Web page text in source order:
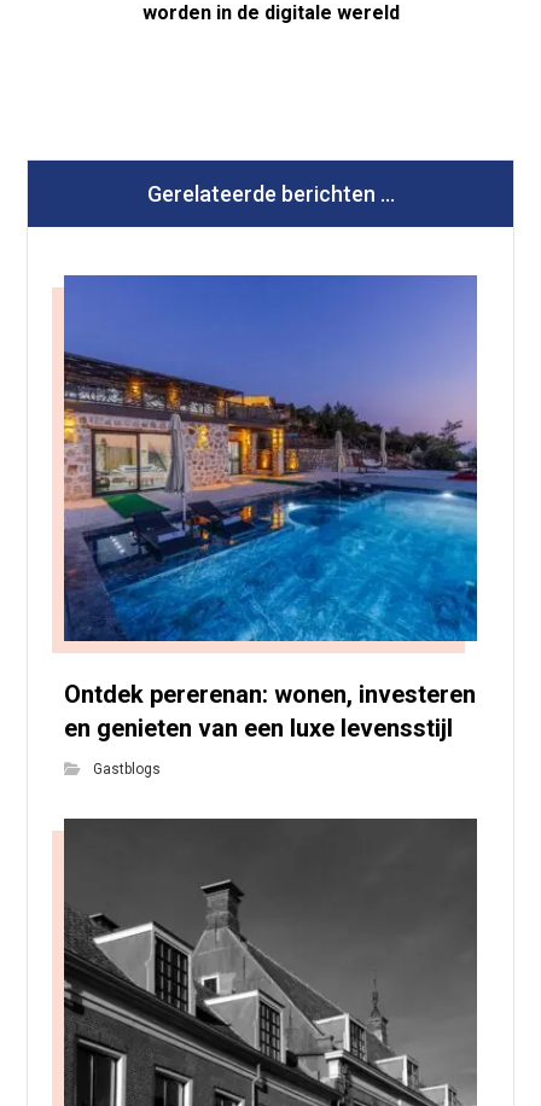
worden in de digitale wereld
Gerelateerde berichten ...
Ontdek pererenan: wonen, investeren
en genieten van een luxe levensstijl
Gastblogs